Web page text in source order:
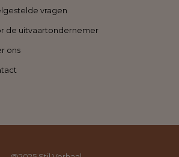
vragen
de uitvaartondernemer
ons